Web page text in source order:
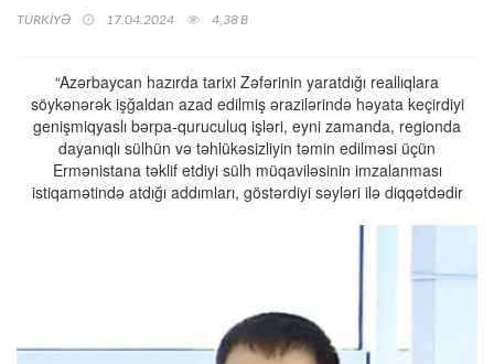
TÜRKİYƏ 17.04.2024 4,38 B
“Azərbaycan hazırda tarixi Zəfərinin yaratdığı reallıqlara
söykənərək işğaldan azad edilmiş ərazilərində həyata keçirdiyi
genişmiqyaslı bərpa-quruculuq işləri, eyni zamanda, regionda
dayanıqlı sülhün və təhlükəsizliyin təmin edilməsi üçün
Ermənistana təklif etdiyi sülh müqaviləsinin imzalanması
istiqamətində atdığı addımları, göstərdiyi səyləri ilə diqqətdədir